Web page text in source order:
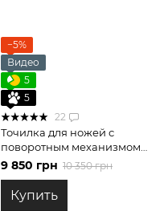
−5%
Видео
5
5
22
Точилка для ножей с
поворотным механизмом
KosiM на подиуме Модель 2
9 850 грн 10 350 грн
Купить